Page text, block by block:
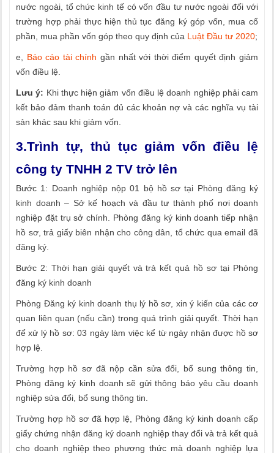
nước ngoài, tổ chức kinh tế có vốn đầu tư nước ngoài đối với
trường hợp phải thực hiện thủ tục đăng ký góp vốn, mua cổ
phần, mua phần vốn góp theo quy định của Luật Đầu tư 2020;
e, Báo cáo tài chính gần nhất với thời điểm quyết định giảm
vốn điều lệ.
Lưu ý: Khi thực hiện giảm vốn điều lệ doanh nghiệp phải cam
kết bảo đảm thanh toán đủ các khoản nợ và các nghĩa vụ tài
sản khác sau khi giảm vốn.
3.Trình tự, thủ tục giảm vốn điều lệ
công ty TNHH 2 TV trở lên
Bước 1: Doanh nghiệp nộp 01 bộ hồ sơ tại Phòng đăng ký
kinh doanh – Sở kế hoạch và đầu tư thành phố nơi doanh
nghiệp đặt trụ sở chính. Phòng đăng ký kinh doanh tiếp nhận
hồ sơ, trả giấy biên nhận cho công dân, tổ chức qua email đã
đăng ký.
Bước 2: Thời hạn giải quyết và trả kết quả hồ sơ tại Phòng
đăng ký kinh doanh
Phòng Đăng ký kinh doanh thụ lý hồ sơ, xin ý kiến của các cơ
quan liên quan (nếu cần) trong quá trình giải quyết. Thời hạn
để xử lý hồ sơ: 03 ngày làm việc kể từ ngày nhận được hồ sơ
hợp lệ.
Trường hợp hồ sơ đã nộp cần sửa đổi, bổ sung thông tin,
Phòng đăng ký kinh doanh sẽ gửi thông báo yêu cầu doanh
nghiệp sửa đổi, bổ sung thông tin.
Trường hợp hồ sơ đã hợp lệ, Phòng đăng ký kinh doanh cấp
giấy chứng nhận đăng ký doanh nghiệp thay đổi và trả kết quả
cho doanh nghiệp theo phương thức mà doanh nghiệp lựa